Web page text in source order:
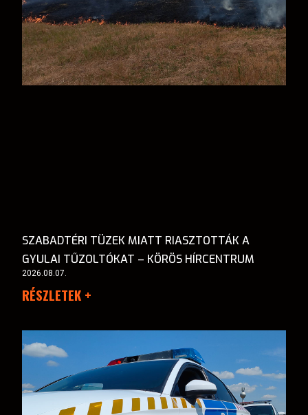
SZABADTÉRI TÜZEK MIATT RIASZTOTTÁK A
GYULAI TŰZOLTÓKAT – KÖRÖS HÍRCENTRUM
2026.08.07.
RÉSZLETEK +